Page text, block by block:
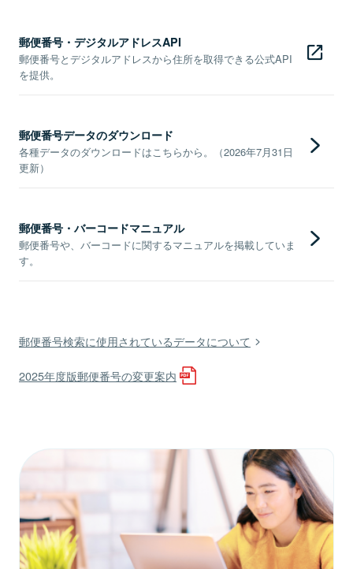
郵便番号・デジタルアドレスAPI
郵便番号とデジタルアドレスから住所を取得できる公式API
を提供。
郵便番号データのダウンロード
各種データのダウンロードはこちらから。（2026年7月31日
更新）
郵便番号・バーコードマニュアル
郵便番号や、バーコードに関するマニュアルを掲載していま
す。
郵便番号検索に使用されているデータについて
2025年度版郵便番号の変更案内